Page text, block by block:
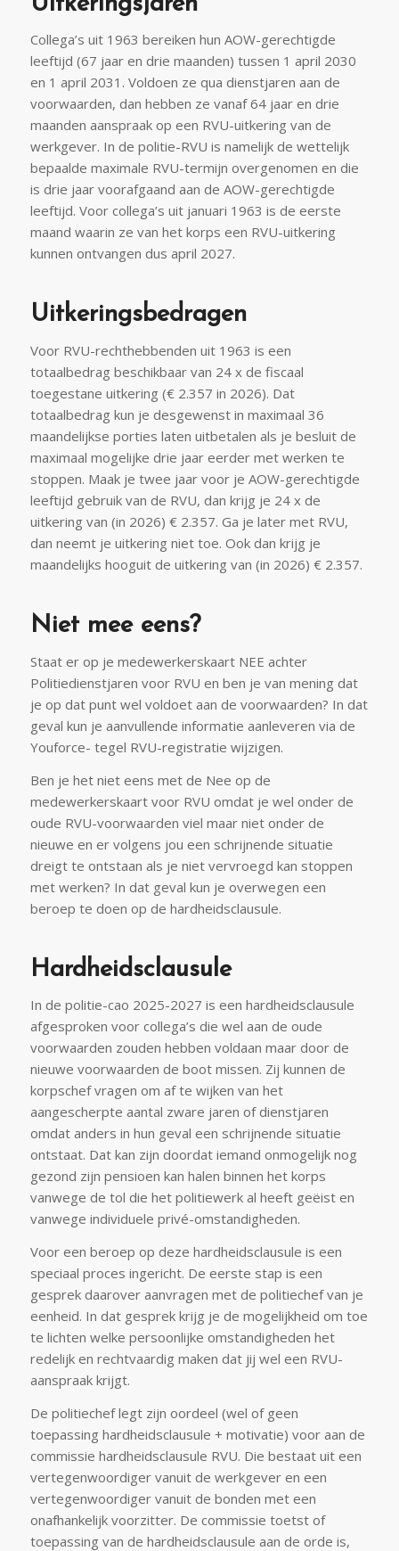
Collega’s uit 1963 bereiken hun AOW-gerechtigde
leeftijd (67 jaar en drie maanden) tussen 1 april 2030
en 1 april 2031. Voldoen ze qua dienstjaren aan de
voorwaarden, dan hebben ze vanaf 64 jaar en drie
maanden aanspraak op een RVU-uitkering van de
werkgever. In de politie-RVU is namelijk de wettelijk
bepaalde maximale RVU-termijn overgenomen en die
is drie jaar voorafgaand aan de AOW-gerechtigde
leeftijd. Voor collega’s uit januari 1963 is de eerste
maand waarin ze van het korps een RVU-uitkering
kunnen ontvangen dus april 2027.
Uitkeringsbedragen
Voor RVU-rechthebbenden uit 1963 is een
totaalbedrag beschikbaar van 24 x de fiscaal
toegestane uitkering (€ 2.357 in 2026). Dat
totaalbedrag kun je desgewenst in maximaal 36
maandelijkse porties laten uitbetalen als je besluit de
maximaal mogelijke drie jaar eerder met werken te
stoppen. Maak je twee jaar voor je AOW-gerechtigde
leeftijd gebruik van de RVU, dan krijg je 24 x de
uitkering van (in 2026) € 2.357. Ga je later met RVU,
dan neemt je uitkering niet toe. Ook dan krijg je
maandelijks hooguit de uitkering van (in 2026) € 2.357.
Niet mee eens?
Staat er op je medewerkerskaart NEE achter
Politiedienstjaren voor RVU en ben je van mening dat
je op dat punt wel voldoet aan de voorwaarden? In dat
geval kun je aanvullende informatie aanleveren via de
Youforce- tegel RVU-registratie wijzigen.
Ben je het niet eens met de Nee op de
medewerkerskaart voor RVU omdat je wel onder de
oude RVU-voorwaarden viel maar niet onder de
nieuwe en er volgens jou een schrijnende situatie
dreigt te ontstaan als je niet vervroegd kan stoppen
met werken? In dat geval kun je overwegen een
beroep te doen op de hardheidsclausule.
Hardheidsclausule
In de politie-cao 2025-2027 is een hardheidsclausule
afgesproken voor collega’s die wel aan de oude
voorwaarden zouden hebben voldaan maar door de
nieuwe voorwaarden de boot missen. Zij kunnen de
korpschef vragen om af te wijken van het
aangescherpte aantal zware jaren of dienstjaren
omdat anders in hun geval een schrijnende situatie
ontstaat. Dat kan zijn doordat iemand onmogelijk nog
gezond zijn pensioen kan halen binnen het korps
vanwege de tol die het politiewerk al heeft geëist en
vanwege individuele privé-omstandigheden.
Voor een beroep op deze hardheidsclausule is een
speciaal proces ingericht. De eerste stap is een
gesprek daarover aanvragen met de politiechef van je
eenheid. In dat gesprek krijg je de mogelijkheid om toe
te lichten welke persoonlijke omstandigheden het
redelijk en rechtvaardig maken dat jij wel een RVU-
aanspraak krijgt.
De politiechef legt zijn oordeel (wel of geen
toepassing hardheidsclausule + motivatie) voor aan de
commissie hardheidsclausule RVU. Die bestaat uit een
vertegenwoordiger vanuit de werkgever en een
vertegenwoordiger vanuit de bonden met een
onafhankelijk voorzitter. De commissie toetst of
toepassing van de hardheidsclausule aan de orde is,